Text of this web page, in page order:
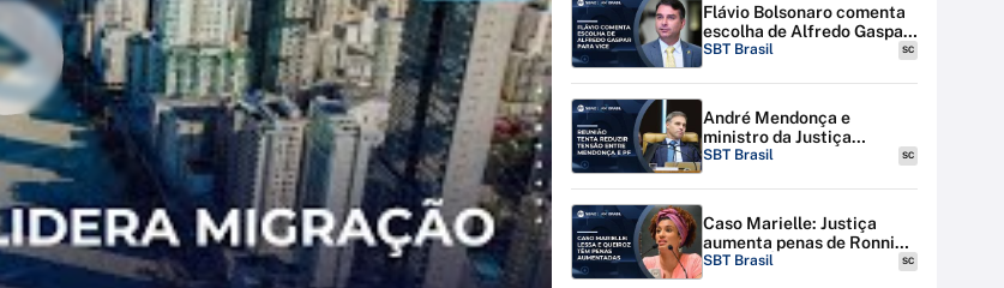
Flávio Bolsonaro comenta
escolha de Alfredo Gaspar
para vice-presidente
SBT Brasil SC
André Mendonça e
ministro da Justiça
discutem tensão entre STF
SBT Brasil SC
Caso Marielle: Justiça
aumenta penas de Ronnie
Lessa e Élcio Queiroz
SBT Brasil SC